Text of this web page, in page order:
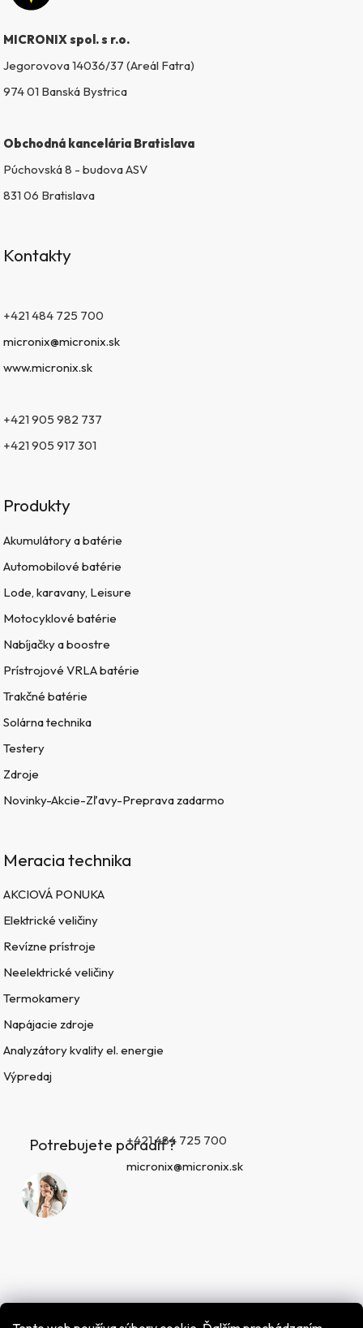
MICRONIX spol. s r.o.
Jegorovova 14036/37 (Areál Fatra)
974 01 Banská Bystrica
Obchodná kancelária Bratislava
Púchovská 8 - budova ASV
831 06 Bratislava
Kontakty
+421 484 725 700
micronix@micronix.sk
www.micronix.sk
+421 905 982 737
+421 905 917 301
Produkty
Akumulátory a batérie
Automobilové batérie
Lode, karavany, Leisure
Motocyklové batérie
Nabíjačky a boostre
Prístrojové VRLA batérie
Trakčné batérie
Solárna technika
Testery
Zdroje
Novinky-Akcie-Zľavy-Preprava zadarmo
Meracia technika
AKCIOVÁ PONUKA
Elektrické veličiny
Revízne prístroje
Neelektrické veličiny
Termokamery
Napájacie zdroje
Analyzátory kvality el. energie
Výpredaj
Potrebujete poradiť?+421 484 725 700
micronix@micronix.sk